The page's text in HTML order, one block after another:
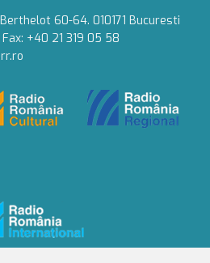
60-64. 010171 Bucuresti
+40 21 319 05 58